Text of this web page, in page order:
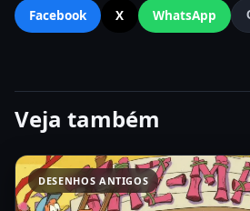
Facebook
X WhatsApp
Veja também
DESENHOS ANTIGOS